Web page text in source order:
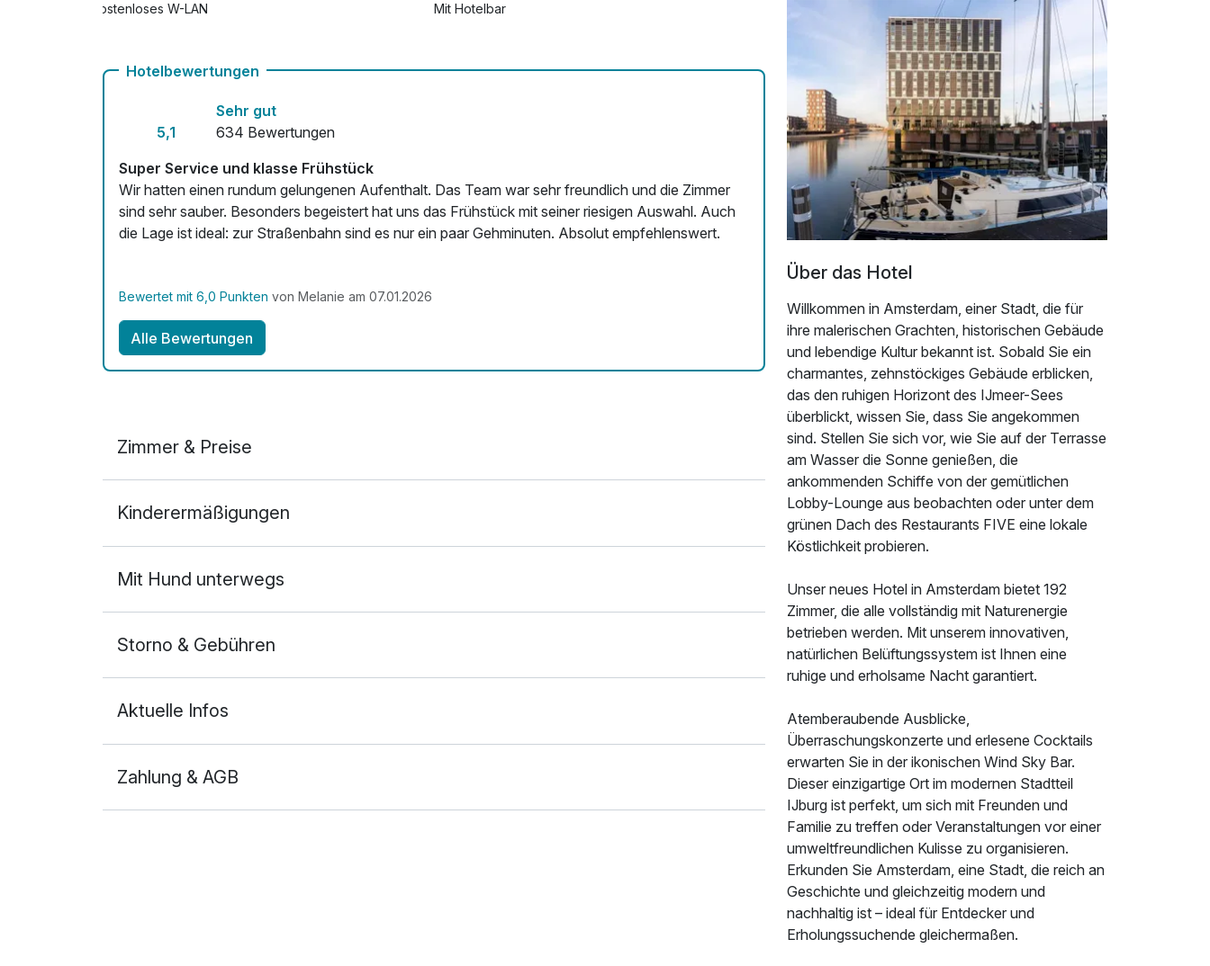
Kostenloses W-LAN Mit Hotelbar
Hotelbewertungen
5,1
Sehr gut
634 Bewertungen
Super Service und klasse Frühstück
Wir hatten einen rundum gelungenen Aufenthalt. Das Team war sehr freundlich und die Zimmer
sind sehr sauber. Besonders begeistert hat uns das Frühstück mit seiner riesigen Auswahl. Auch
die Lage ist ideal: zur Straßenbahn sind es nur ein paar Gehminuten. Absolut empfehlenswert.
Bewertet mit 6,0 Punkten von Melanie am 07.01.2026
Alle Bewertungen
Zimmer & Preise
2 Erwachsene
Kinderermäßigungen
Mit Hund unterwegs
Storno & Gebühren
Aktuelle Infos
Zahlung & AGB
Über das Hotel
Willkommen in Amsterdam, einer Stadt, die für
ihre malerischen Grachten, historischen Gebäude
und lebendige Kultur bekannt ist. Sobald Sie ein
charmantes, zehnstöckiges Gebäude erblicken,
das den ruhigen Horizont des IJmeer-Sees
überblickt, wissen Sie, dass Sie angekommen
sind. Stellen Sie sich vor, wie Sie auf der Terrasse
am Wasser die Sonne genießen, die
ankommenden Schiffe von der gemütlichen
Lobby-Lounge aus beobachten oder unter dem
grünen Dach des Restaurants FIVE eine lokale
Köstlichkeit probieren.
Unser neues Hotel in Amsterdam bietet 192
Zimmer, die alle vollständig mit Naturenergie
betrieben werden. Mit unserem innovativen,
natürlichen Belüftungssystem ist Ihnen eine
ruhige und erholsame Nacht garantiert.
Atemberaubende Ausblicke,
Überraschungskonzerte und erlesene Cocktails
erwarten Sie in der ikonischen Wind Sky Bar.
Dieser einzigartige Ort im modernen Stadtteil
IJburg ist perfekt, um sich mit Freunden und
Familie zu treffen oder Veranstaltungen vor einer
umweltfreundlichen Kulisse zu organisieren.
Erkunden Sie Amsterdam, eine Stadt, die reich an
Geschichte und gleichzeitig modern und
nachhaltig ist – ideal für Entdecker und
Erholungssuchende gleichermaßen.